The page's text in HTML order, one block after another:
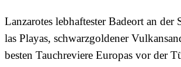
Lanzarotes lebhaftester Badeort an
las Playas, schwarzgoldener
besten Tauchreviere Europas vor der